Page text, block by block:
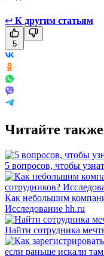
↩ К другим статьям
5
Читайте также
5 вопросов, чтобы
Как небольшим
Исследование hh.ru
Найти сотрудника